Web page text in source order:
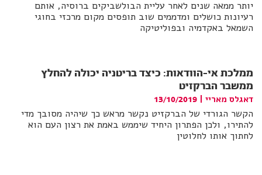
יותר ממאה שנים לאחר עליית הבולשביקים ברוסיה, אותם
רעיונות כושלים ומדממים שוב תופסים מקום מרכזי בחוגי
השמאל באקדמיה ובפוליטיקה
ממלכת אי-הוודאות: כיצד בריטניה יכולה להחלץ
ממשבר הברקזיט
דאגלס מאריי
13/10/2019
הקשר הגורדי של הברקזיט נקשר מראש כך שיהיה מסובך מדי
להתירו, ולכן הפתרון היחיד שיממש באמת את רצון העם הוא
לחתוך אותו לחלוטין